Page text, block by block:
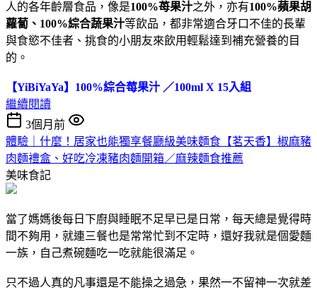
人的各年齡層食品，像是100%苺果汁之外，亦有100%蘋果胡
蘿蔔、100%綜合蔬果汁等飲品，都非常適合牙口不佳的長輩
與食慾不佳者、挑食的小朋友來飲用輕鬆達到補充營養的目
的。
【YiBiYaYa】100%綜合莓果汁 ／100ml X 15入組
繼續閱讀
3個月前
體驗｜什麼！居家也能獨享餐廳級美味麵食【茗天香】椒麻豬
肉麵禮盒、好吃冷凍豬肉麵開箱／麻辣麵食推薦
美味食記
當了媽媽後每日下廚與睡眠不足早已是日常，每天總是覺得時
間不夠用，就連三餐也是常常忙到不定時，還好我就是個愛麵
一族，自己煮碗麵吃一吃就能很滿足。
只不過人真的凡事還是不能操之過急，果然一不留神一次就差